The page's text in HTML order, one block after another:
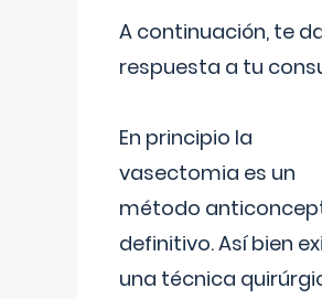
A continuación, te
respuesta a tu
En principio la
vasectomia es un
método
definitivo. Así bien
una técnica